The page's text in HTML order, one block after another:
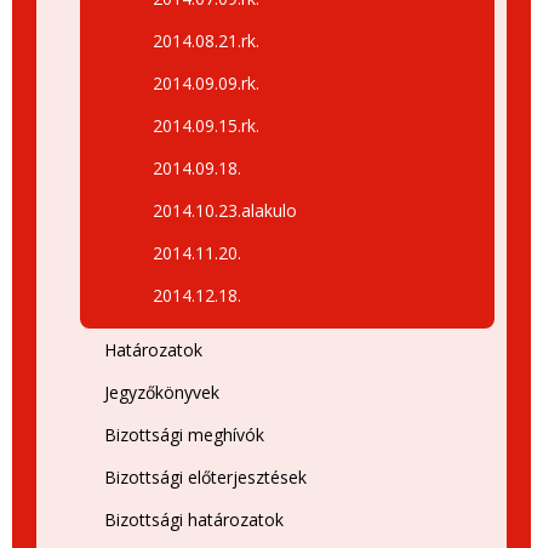
2014.08.21.rk.
2014.09.09.rk.
2014.09.15.rk.
2014.09.18.
2014.10.23.alakulo
2014.11.20.
2014.12.18.
Határozatok
Jegyzőkönyvek
Bizottsági meghívók
Bizottsági előterjesztések
Bizottsági határozatok